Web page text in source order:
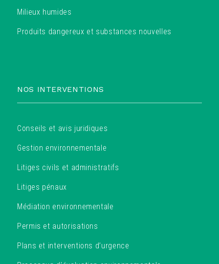
Milieux humides
Produits dangereux et substances nouvelles
NOS INTERVENTIONS
Conseils et avis juridiques
Gestion environnementale
Litiges civils et administratifs
Litiges pénaux
Médiation environnementale
Permis et autorisations
Plans et interventions d’urgence